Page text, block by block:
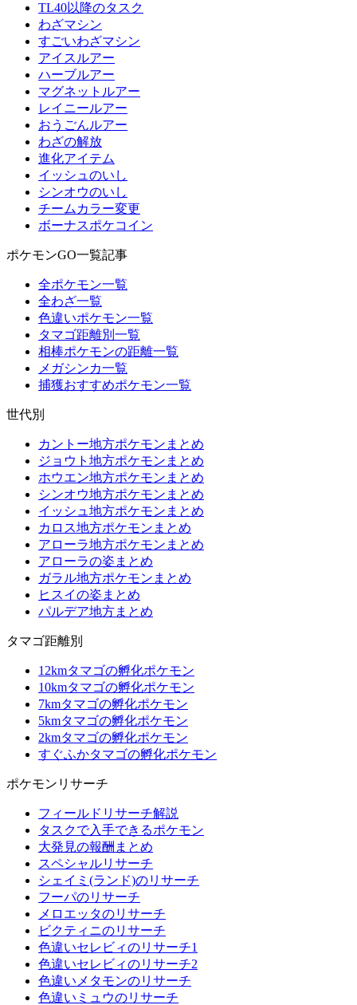
TL40以降のタスク
わざマシン
すごいわざマシン
アイスルアー
ハーブルアー
マグネットルアー
レイニールアー
おうごんルアー
わざの解放
進化アイテム
イッシュのいし
シンオウのいし
チームカラー変更
ボーナスポケコイン
ポケモンGO一覧記事
全ポケモン一覧
全わざ一覧
色違いポケモン一覧
タマゴ距離別一覧
相棒ポケモンの距離一覧
メガシンカ一覧
捕獲おすすめポケモン一覧
世代別
カントー地方ポケモンまとめ
ジョウト地方ポケモンまとめ
ホウエン地方ポケモンまとめ
シンオウ地方ポケモンまとめ
イッシュ地方ポケモンまとめ
カロス地方ポケモンまとめ
アローラ地方ポケモンまとめ
アローラの姿まとめ
ガラル地方ポケモンまとめ
ヒスイの姿まとめ
パルデア地方まとめ
タマゴ距離別
12kmタマゴの孵化ポケモン
10kmタマゴの孵化ポケモン
7kmタマゴの孵化ポケモン
5kmタマゴの孵化ポケモン
2kmタマゴの孵化ポケモン
すぐふかタマゴの孵化ポケモン
ポケモンリサーチ
フィールドリサーチ解説
タスクで入手できるポケモン
大発見の報酬まとめ
スペシャルリサーチ
シェイミ(ランド)のリサーチ
フーパのリサーチ
メロエッタのリサーチ
ビクティニのリサーチ
色違いセレビィのリサーチ1
色違いセレビィのリサーチ2
色違いメタモンのリサーチ
色違いミュウのリサーチ